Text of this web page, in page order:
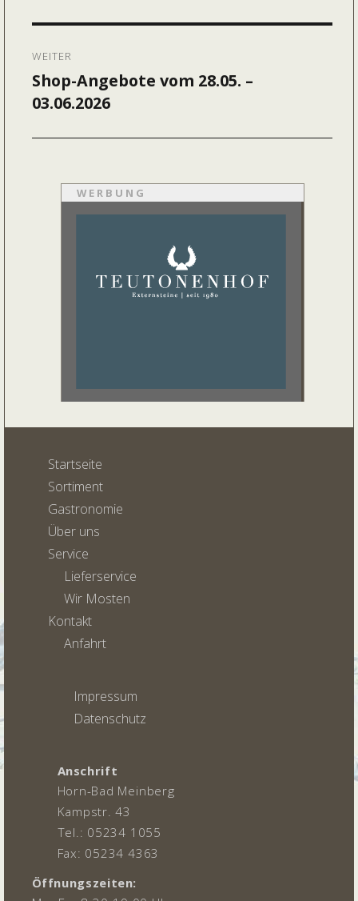
WEITER
Nächster
Beitrag:
Shop-Angebote vom 28.05. –
03.06.2026
WERBUNG
Startseite
Sortiment
Gastronomie
Über uns
Service
Lieferservice
Wir Mosten
Kontakt
Anfahrt
Impressum
Datenschutz
Anschrift
Horn-Bad Meinberg
Kampstr. 43
Tel.: 05234 1055
Fax: 05234 4363
Öffnungszeiten: